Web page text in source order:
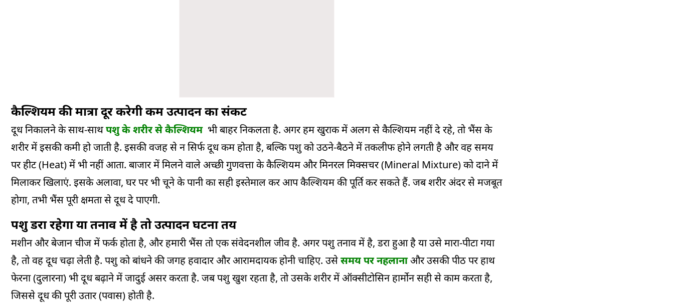
कैल्शियम की मात्रा दूर करेगी कम उत्पादन का संकट
दूध निकालने के साथ-साथपशु के शरीर से कैल्शियम भी बाहर निकलता है. अगर हम खुराक में अलग से कैल्शियम नहीं दे रहे, तो भैंस के
शरीर में इसकी कमी हो जाती है. इसकी वजह से न सिर्फ दूध कम होता है, बल्कि पशु को उठने-बैठने में तकलीफ होने लगती है और वह समय
पर हीट (Heat) में भी नहीं आता. बाजार में मिलने वाले अच्छी गुणवत्ता के कैल्शियम और मिनरल मिक्सचर (Mineral Mixture) को दाने में
मिलाकर खिलाएं. इसके अलावा, घर पर भी चूने के पानी का सही इस्तेमाल कर आप कैल्शियम की पूर्ति कर सकते हैं. जब शरीर अंदर से मजबूत
होगा, तभी भैंस पूरी क्षमता से दूध दे पाएगी.
पशु डरा रहेगा या तनाव में है तो उत्पादन घटना तय
मशीन और बेजान चीज में फर्क होता है, और हमारी भैंस तो एक संवेदनशील जीव है. अगर पशु तनाव में है, डरा हुआ है या उसे मारा-पीटा गया
है, तो वह दूध चढ़ा लेती है. पशु को बांधने की जगह हवादार और आरामदायक होनी चाहिए. उसेसमय पर नहलानाऔर उसकी पीठ पर हाथ
फेरना (दुलारना) भी दूध बढ़ाने में जादुई असर करता है. जब पशु खुश रहता है, तो उसके शरीर में ऑक्सीटोसिन हार्मोन सही से काम करता है,
जिससे दूध की पूरी उतार (पवास) होती है.